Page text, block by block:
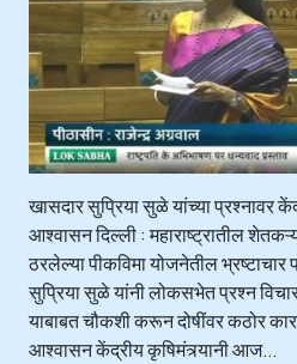
खासदार सुप्रिया सुळे यांच्या प्रश्नावर
आश्वासन दिल्ली : महाराष्ट्रातील
ठरलेल्या पीकविमा योजनेतील
सुप्रिया सुळे यांनी लोकसभेत प्रश्न
याबाबत चौकशी करून दोषींवर कठोर
आश्वासन केंद्रीय कृषिमंत्र्यानी आज...